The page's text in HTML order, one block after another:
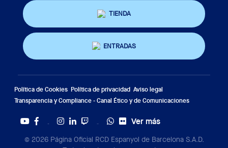
TIENDA
ENTRADAS
Política de Cookies Política de privacidad Aviso legal
Transparencia y Compliance - Canal Ético y de Comunicaciones
Ver más
© 2026 Página Oficial RCD Espanyol de Barcelona S.A.D.